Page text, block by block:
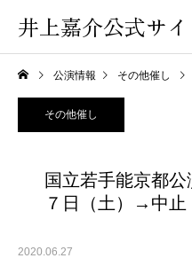
井上嘉介公式サイ
公演情報 その他催し
その他催し
国立若手能京都
７日（土）→中止
2020.06.27